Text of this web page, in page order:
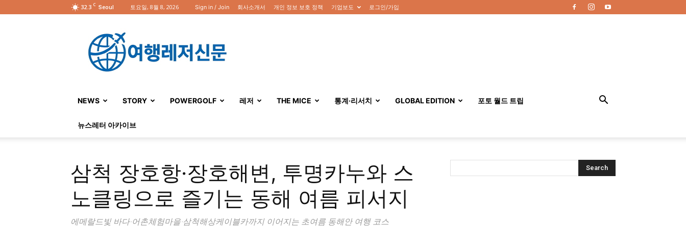
32.3 C Seoul 토요일, 8월 8, 2026 Sign in / Join 회사소개서 개인 정보 보호 정책 기업보도 로그인/가입
행
레
NEWS
STORY POWERGOLF 레저 THE MICE 통계·리서치 GLOBAL EDITION 포토 월드 트립
뉴스레터 아카이브
삼척 장호항·장호해변, 투명카누와 스
노클링으로 즐기는 동해 여름 피서지
에메랄드빛 바다·어촌체험마을·삼척해상케이블카까지 이어지는 초여름 동해안 여행 코스